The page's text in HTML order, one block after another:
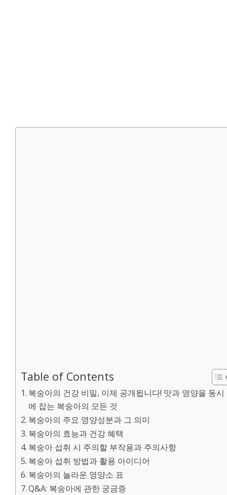
Table of Contents
복숭아의 건강 비밀, 이제 공개됩니다! 맛과 영양을 동시
에 잡는 복숭아의 모든 것
복숭아의 주요 영양성분과 그 의미
복숭아의 효능과 건강 혜택
복숭아 섭취 시 주의할 부작용과 주의사항
복숭아 섭취 방법과 활용 아이디어
복숭아의 놀라운 영양소 표
Q&A: 복숭아에 관한 궁금증